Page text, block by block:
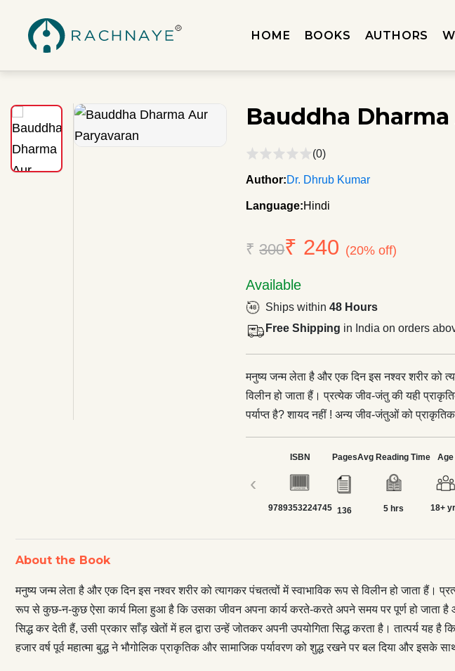
HOME BOOKS AUTHORS
Bauddha
(0)
Author:Dr. Dhrub Kumar
Language:Hindi
₹300₹ 240 (20% off)
Available
Ships within48 Hours
Free Shipping in India on orders
मनुष्य जन्म लेता है और एक दिन इस नश्वर शरीर को
विलीन हो जाता हैं। प्रत्येक जीव-जंतु की यही
पर्याप्त है? शायद नहीं ! अन्य जीव-जंतुओं को
सार्थकता सिद्ध कर जाता हैं, जैसे गाय को देखें तो वह
का औचित्य सिद्ध कर देती हैं, उसी प्रकार साँड़ खेतों में
सिद्ध करता है। तात्पर्य यह है कि प्रत्येक जीव जंतु को
है, जिससे उसके जीवन की सार्थकता सिद्ध होती हैं। ढाई
ध्यान देना अनिवार्य हो जाता है, तभी मनुष्य एवं
प्रकृति में पेड़, पौधों एवं तमाम जौव-जंतुओं के
और उनकी रक्षा करे, तभी मनुष्य स्वयं भी स्वस्थ रह
‹
ISBN
9789353224745
Pages
136
Avg Reading Time
5 hrs
Age
18+
About the Book
मनुष्य जन्म लेता है और एक दिन इस नश्वर शरीर को त्यागकर पंचतत्वों में स्वाभाविक रूप से विलीन हो जाता हैं।
रूप से कुछ-न-कुछ ऐसा कार्य मिला हुआ है कि उसका जीवन अपना कार्य करते-करते अपने समय पर पूर्ण हो जाता
सिद्ध कर देती हैं, उसी प्रकार साँड़ खेतों में हल द्वारा उन्हें जोतकर अपनी उपयोगिता सिद्ध करता है। तात्पर्य
हजार वर्ष पूर्व महात्मा बुद्ध ने भौगोलिक प्राकृतिक और सामाजिक पर्यावरण को शुद्ध रखने पर बल दिया और इसके